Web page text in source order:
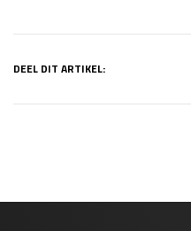
DEEL DIT ARTIKEL: